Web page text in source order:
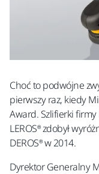
Choć to podwójne
pierwszy raz, kiedy
Award. Szlifierki
LEROS® zdobył
DEROS® w 2014.
Dyrektor Generalny